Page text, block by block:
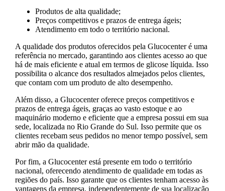
Produtos de alta qualidade;
Preços competitivos e prazos de entrega ágeis;
Atendimento em todo o território nacional.
A qualidade dos produtos oferecidos pela Glucocenter é uma
referência no mercado, garantindo aos clientes acesso ao que
há de mais eficiente e atual em termos de glicose líquida. Isso
possibilita o alcance dos resultados almejados pelos clientes,
que contam com um produto de alto desempenho.
Além disso, a Glucocenter oferece preços competitivos e
prazos de entrega ágeis, graças ao vasto estoque e ao
maquinário moderno e eficiente que a empresa possui em sua
sede, localizada no Rio Grande do Sul. Isso permite que os
clientes recebam seus pedidos no menor tempo possível, sem
abrir mão da qualidade.
Por fim, a Glucocenter está presente em todo o território
nacional, oferecendo atendimento de qualidade em todas as
regiões do país. Isso garante que os clientes tenham acesso às
vantagens da empresa, independentemente de sua localização